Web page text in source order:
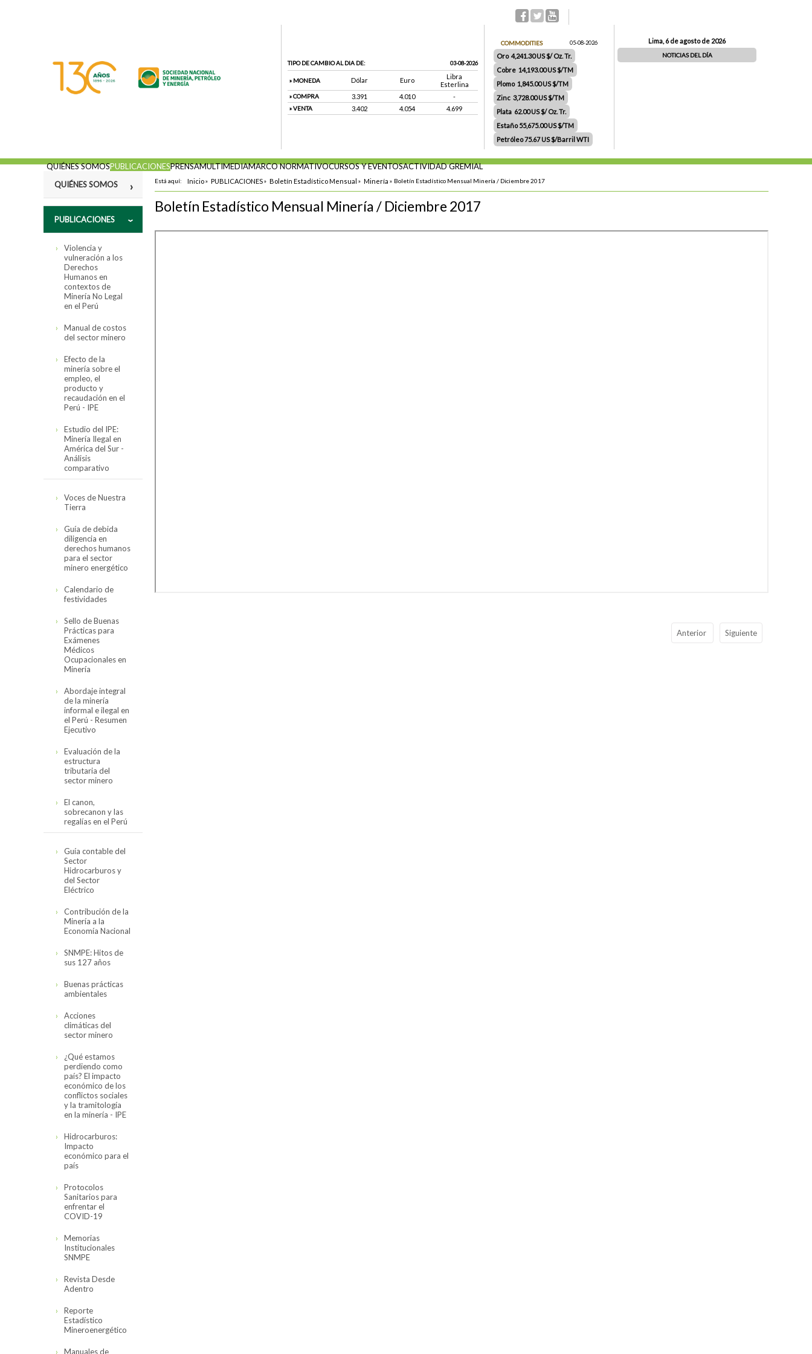
TIPO DE CAMBIO AL DIA DE: 03-08-2026
» MONEDA Dólar Euro
Libra
Esterlina
» COMPRA 3.391 4.010 -
» VENTA 3.402 4.054 4.699
COMMODITIES 05-08-2026
Oro 4,241.30 US $/ Oz. Tr.
Cobre 14,193.00 US $/TM
Plomo 1,845.00 US $/TM
Zinc 3,728.00 US $/TM
Plata 62.00 US $/ Oz. Tr.
Estaño 55,675.00 US $/TM
Petróleo 75.67 US $/Barril WTI
Lima, 6 de agosto de 2026
NOTICIAS DEL DÍA
QUIÉNES SOMOSPUBLICACIONESPRENSAMULTIMEDIAMARCO NORMATIVOCURSOS Y EVENTOSACTIVIDAD GREMIAL
QUIÉNES SOMOS
Fines
Estatutos
Código de
Conducta
de Conducta
Conducta de la
SNMPE y
Contexto
Internacional
Encuesta de
Directorio
Organigrama
Personal SNMPE
Minería
Hidrocarburos
Servicios
Cómo asociarse
Comités
Estructura de
comités
Sectorial Minero
Sectorial de
Hidrocarburos
Sectorial
Nuestros Servicios
PUBLICACIONES
Violencia y
vulneración a los
Derechos
Humanos en
contextos de
Minería No Legal
en el Perú
Manual de costos
del sector minero
Efecto de la
minería sobre el
empleo, el
producto y
recaudación en el
Perú - IPE
Estudio del IPE:
Minería Ilegal en
América del Sur -
Análisis
comparativo
Estudio completo
resumen
Voces de Nuestra
Tierra
Guía de debida
diligencia en
derechos humanos
para el sector
minero energético
Calendario de
festividades
Sello de Buenas
Prácticas para
Exámenes
Médicos
Ocupacionales en
Minería
Abordaje integral
de la minería
informal e ilegal en
el Perú - Resumen
Ejecutivo
Evaluación de la
estructura
tributaria del
sector minero
El canon,
sobrecanon y las
regalías en el Perú
Cifras actualizadas
en noviembre del
2019
El canon,
regalías en el Perú
(2008-2017)
Guía contable del
Sector
Hidrocarburos y
del Sector
Eléctrico
Contribución de la
Minería a la
Economía Nacional
SNMPE: Hitos de
sus 127 años
Buenas prácticas
ambientales
Acciones
climáticas del
sector minero
¿Qué estamos
perdiendo como
país? El impacto
económico de los
conflictos sociales
y la tramitología
en la minería - IPE
Hidrocarburos:
Impacto
económico para el
país
Protocolos
Sanitarios para
enfrentar el
COVID-19
Memorias
Institucionales
SNMPE
Revista Desde
Adentro
Reporte
Estadístico
Mineroenergético
Manuales de
Está aquí: Inicio» PUBLICACIONES» Boletín Estadístico Mensual » Minería » Boletín Estadístico Mensual Minería / Diciembre 2017
Boletín Estadístico Mensual Minería / Diciembre 2017
Anterior Siguiente